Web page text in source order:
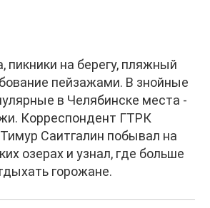
пикники на берегу, пляжный
пейзажами. В знойные
в Челябинске места -
Корреспондент ГТРК
Саитгалин побывал на
озерах и узнал, где больше
горожане.